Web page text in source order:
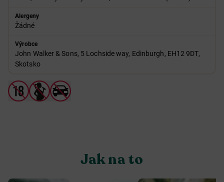
Alergeny
Žádné
Výrobce
John Walker & Sons, 5 Lochside way, Edinburgh, EH12 9DT,
Skotsko
Jak na to